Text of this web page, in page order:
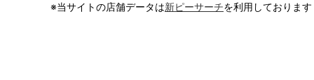
※当サイトの店舗データは新ピーサーチを利用しております